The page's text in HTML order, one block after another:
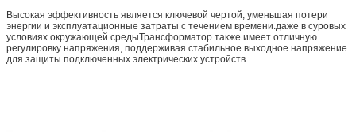
Высокая эффективность является ключевой чертой, уменьшая потери
энергии и эксплуатационные затраты с течением времени.даже в суровых
условиях окружающей средыТрансформатор также имеет отличную
регулировку напряжения, поддерживая стабильное выходное напряжение
для защиты подключенных электрических устройств.